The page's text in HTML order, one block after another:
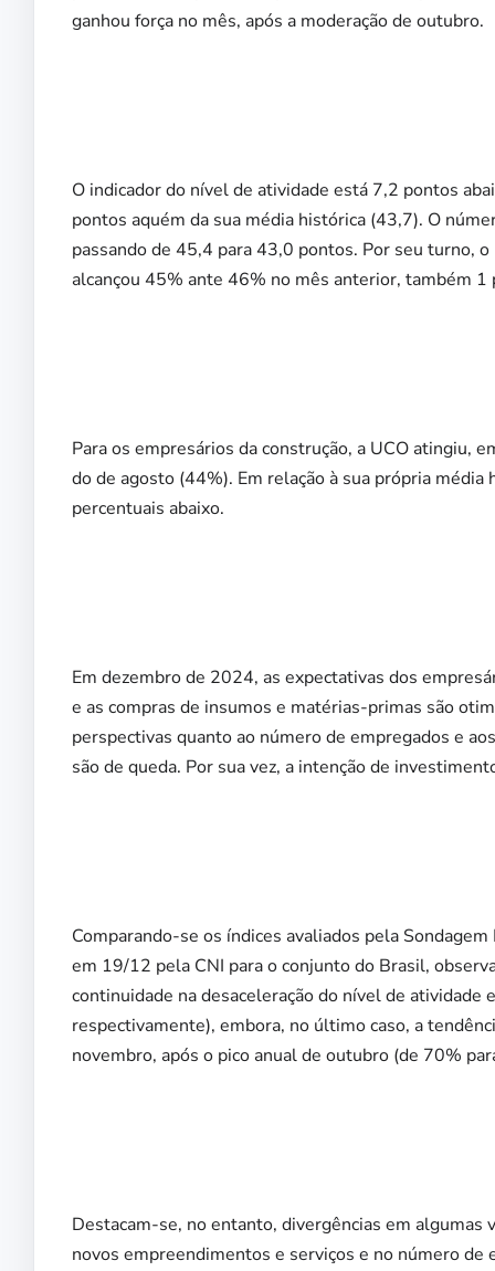
ganhou força no mês, após a moderação de outubro.
O indicador do nível de atividade está 7,2 pontos
pontos aquém da sua média histórica (43,7). O
passando de 45,4 para 43,0 pontos. Por seu turno,
alcançou 45% ante 46% no mês anterior, também
Para os empresários da construção, a UCO atingiu,
do de agosto (44%). Em relação à sua própria
percentuais abaixo.
Em dezembro de 2024, as expectativas dos
e as compras de insumos e matérias-primas são
perspectivas quanto ao número de empregados e
são de queda. Por sua vez, a intenção de
Comparando-se os índices avaliados pela
em 19/12 pela CNI para o conjunto do Brasil,
continuidade na desaceleração do nível de
respectivamente), embora, no último caso, a
novembro, após o pico anual de outubro (de 70%
Destacam-se, no entanto, divergências em algumas
novos empreendimentos e serviços e no número